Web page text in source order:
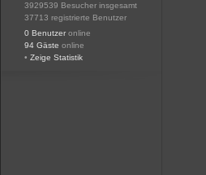
3929539 Besucher insgesamt
37713 registrierte Benutzer
0 Benutzer online
94 Gäste online
• Zeige Statistik